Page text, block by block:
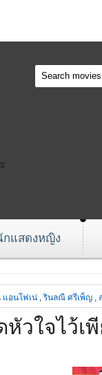
กแสดงหญิง
แอนโฟเน่ ,รินลณี ศรีเพ็ญ ,
วใจไว้เพี